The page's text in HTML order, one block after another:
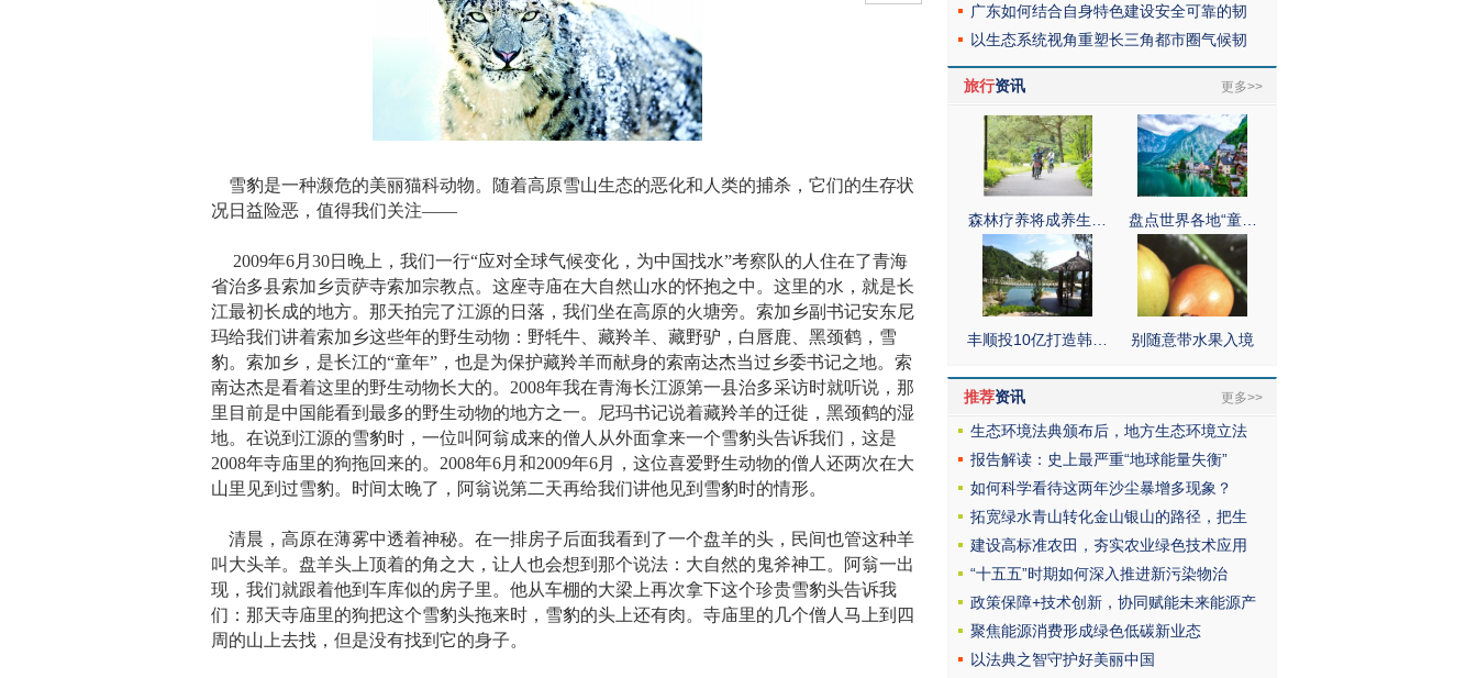
雪豹是一种濒危的美丽猫科动物。随着高原雪山生态的恶化和人类的捕杀，它们的生存状
况日益险恶，值得我们关注——
2009年6月30日晚上，我们一行“应对全球气候变化，为中国找水”考察队的人住在了青海
省治多县索加乡贡萨寺索加宗教点。这座寺庙在大自然山水的怀抱之中。这里的水，就是长
江最初长成的地方。那天拍完了江源的日落，我们坐在高原的火塘旁。索加乡副书记安东尼
玛给我们讲着索加乡这些年的野生动物：野牦牛、藏羚羊、藏野驴，白唇鹿、黑颈鹤，雪
豹。索加乡，是长江的“童年”，也是为保护藏羚羊而献身的索南达杰当过乡委书记之地。索
南达杰是看着这里的野生动物长大的。2008年我在青海长江源第一县治多采访时就听说，那
里目前是中国能看到最多的野生动物的地方之一。尼玛书记说着藏羚羊的迁徙，黑颈鹤的湿
地。在说到江源的雪豹时，一位叫阿翁成来的僧人从外面拿来一个雪豹头告诉我们，这是
2008年寺庙里的狗拖回来的。2008年6月和2009年6月，这位喜爱野生动物的僧人还两次在大
山里见到过雪豹。时间太晚了，阿翁说第二天再给我们讲他见到雪豹时的情形。
清晨，高原在薄雾中透着神秘。在一排房子后面我看到了一个盘羊的头，民间也管这种羊
叫大头羊。盘羊头上顶着的角之大，让人也会想到那个说法：大自然的鬼斧神工。阿翁一出
现，我们就跟着他到车库似的房子里。他从车棚的大梁上再次拿下这个珍贵雪豹头告诉我
们：那天寺庙里的狗把这个雪豹头拖来时，雪豹的头上还有肉。寺庙里的几个僧人马上到四
周的山上去找，但是没有找到它的身子。
广东如何结合自身特色建设安全可靠的韧
以生态系统视角重塑长三角都市圈气候韧
旅行资讯 更多>>
森林疗养将成养生… 盘点世界各地“童…
丰顺投10亿打造韩… 别随意带水果入境
推荐资讯 更多>>
生态环境法典颁布后，地方生态环境立法
报告解读：史上最严重“地球能量失衡”
如何科学看待这两年沙尘暴增多现象？
拓宽绿水青山转化金山银山的路径，把生
建设高标准农田，夯实农业绿色技术应用
“十五五”时期如何深入推进新污染物治
政策保障+技术创新，协同赋能未来能源产
聚焦能源消费形成绿色低碳新业态
以法典之智守护好美丽中国